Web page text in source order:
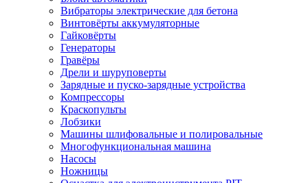
Вибраторы электрические для бетона
Винтовёрты аккумуляторные
Гайковёрты
Генераторы
Гравёры
Дрели и шуруповерты
Зарядные и пуско-зарядные устройства
Компрессоры
Краскопульты
Лобзики
Машины шлифовальные и полировальные
Многофункциональная машина
Насосы
Ножницы